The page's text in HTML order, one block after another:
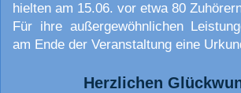
hielten am 15.06. vor etwa 80
Für ihre außergewöhnlichen
am Ende der Veranstaltung eine
Herzlichen